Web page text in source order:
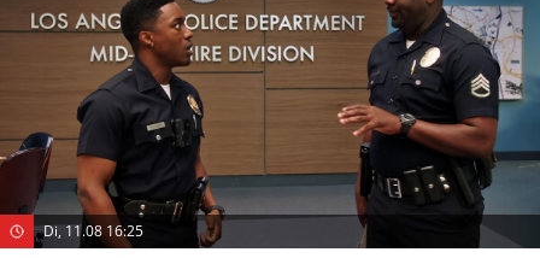
Di, 11.08 16:25